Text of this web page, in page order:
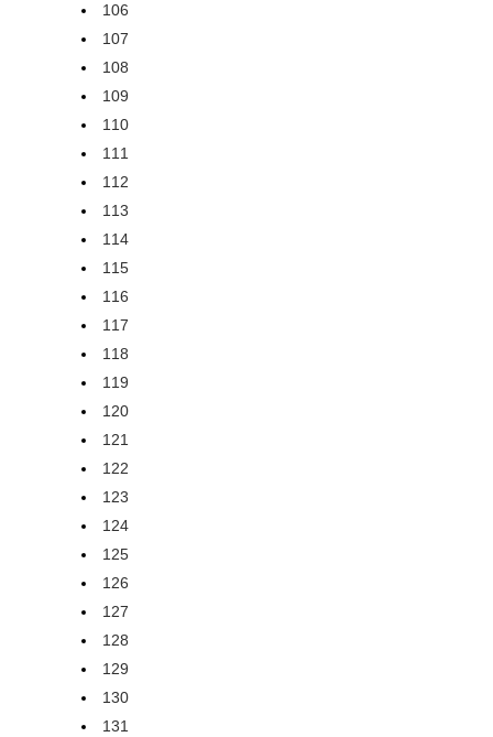
106
107
108
109
110
111
112
113
114
115
116
117
118
119
120
121
122
123
124
125
126
127
128
129
130
131